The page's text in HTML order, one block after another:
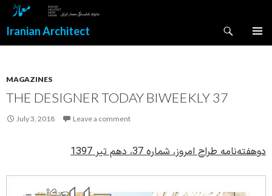
Iranian Architect
MAGAZINES
THE DESIGNER TODAY BIWEEKLY 37
July 3, 2018 Leave a comment
دوهفته‌نامه طراح امروز، شماره 37، دهم تیر 1397